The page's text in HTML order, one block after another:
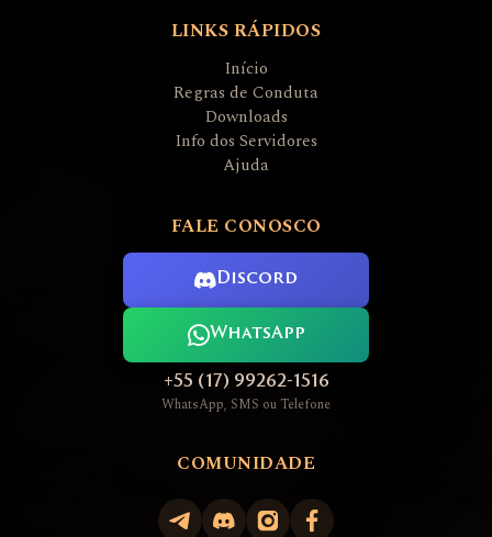
LINKS RÁPIDOS
Início
Regras de Conduta
Downloads
Info dos Servidores
Ajuda
FALE CONOSCO
Discord
WhatsApp
+55 (17) 99262-1516
WhatsApp, SMS ou Telefone
COMUNIDADE